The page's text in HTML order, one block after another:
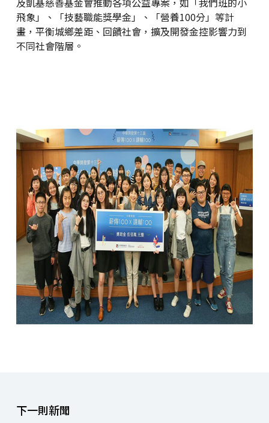
飛象」、「技藝職能獎學金」、「營養100分」等計
畫，平衡城鄉差距、回饋社會，擴及開發金控影響力到
不同社會階層。
下一則新聞